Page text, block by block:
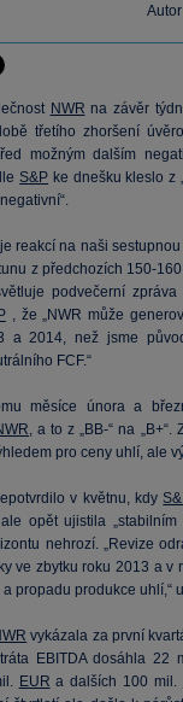
NWR na závěr
třetího zhoršení
možným dalším
S&P ke dnešku kleslo z
reakcí na naši
z předchozích 150-
podvečerní zpráva
, že „NWR může
a 2014, než jsme
FCF.“
měsíce února a
, a to z „BB-“ na
pro ceny uhlí, ale
v květnu, kdy
ale opět ujistila
nehrozí. „Revize
ve zbytku roku 2013 a v
propadu produkce uhlí,“
vykázala za první
EBITDA dosáhla 22
EUR a dalších 100 mil.